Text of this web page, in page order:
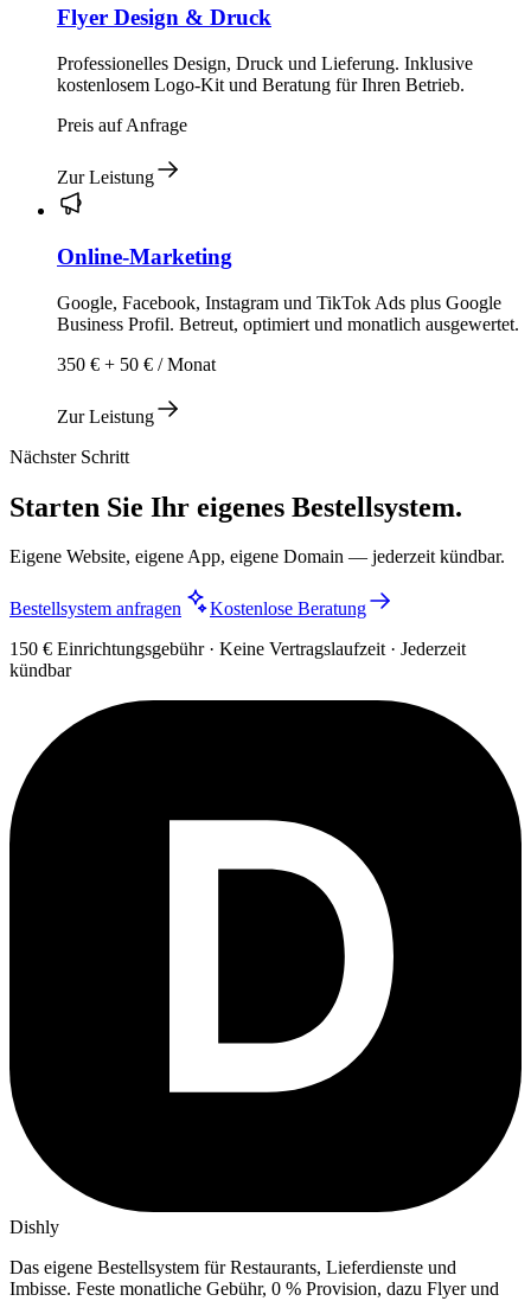
Flyer Design & Druck
Professionelles Design, Druck und Lieferung. Inklusive
kostenlosem Logo-Kit und Beratung für Ihren Betrieb.
Preis auf Anfrage
Zur Leistung
Online-Marketing
Google, Facebook, Instagram und TikTok Ads plus Google
Business Profil. Betreut, optimiert und monatlich ausgewertet.
350 € + 50 € / Monat
Zur Leistung
Nächster Schritt
Starten Sie Ihr eigenes Bestellsystem.
Eigene Website, eigene App, eigene Domain — jederzeit kündbar.
Bestellsystem anfragen
Kostenlose Beratung
150 € Einrichtungsgebühr · Keine Vertragslaufzeit · Jederzeit
kündbar
Dishly
Das eigene Bestellsystem für Restaurants, Lieferdienste und
Imbisse. Feste monatliche Gebühr, 0 % Provision, dazu Flyer und